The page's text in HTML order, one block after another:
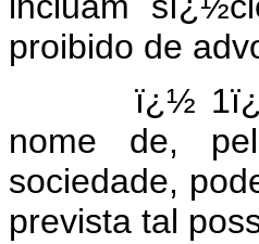
proibido de
ï¿½ 1ï¿½ A
nome de,
sociedade,
prevista tal